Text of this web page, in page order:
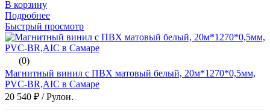
В корзину
Подробнее
Быстрый просмотр
(0)
Магнитный винил с ПВХ матовый белый, 20м*1270*0,5мм,
PVC-BR,AIC в Самаре
20 540 ₽ / Рулон.